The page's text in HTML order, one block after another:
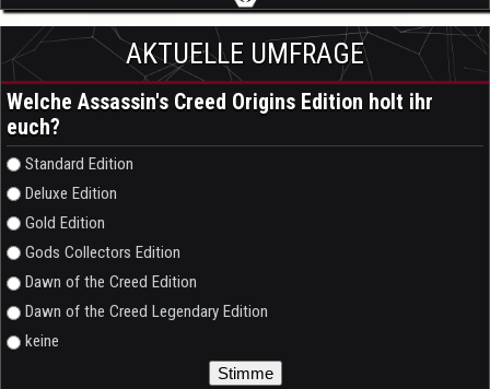
AKTUELLE UMFRAGE
Welche Assassin's Creed Origins Edition holt ihr
euch?
Auswahlmöglichkeiten
Standard Edition
Deluxe Edition
Gold Edition
Gods Collectors Edition
Dawn of the Creed Edition
Dawn of the Creed Legendary Edition
keine